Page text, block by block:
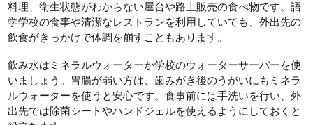
料理、衛生状態がわからない屋台や路上販売の食べ物です。語
学学校の食事や清潔なレストランを利用していても、外出先の
飲食がきっかけで体調を崩すこともあります。
飲み水はミネラルウォーターか学校のウォーターサーバーを使
いましょう。胃腸が弱い方は、歯みがき後のうがいにもミネラ
ルウォーターを使うと安心です。食事前には手洗いを行い、外
出先では除菌シートやハンドジェルを使えるようにしておくと